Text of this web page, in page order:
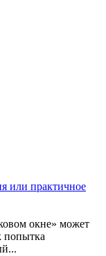
или практичное
окне» может
попытка